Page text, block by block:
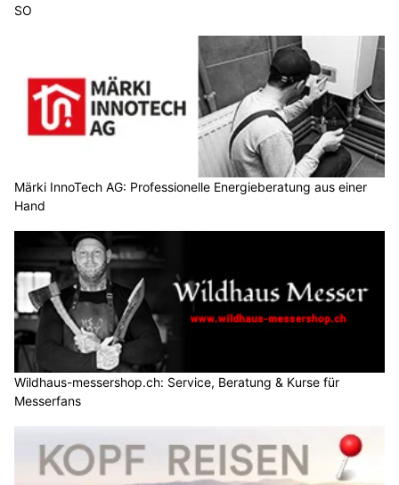
SO
Märki InnoTech AG: Professionelle Energieberatung aus einer
Hand
Wildhaus-messershop.ch: Service, Beratung & Kurse für
Messerfans